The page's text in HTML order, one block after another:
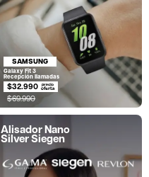
SAMSUNG
Galaxy Fit 3
Recepción llamadas
$32.990
$69.990
Alisador Nano
Silver Siegen